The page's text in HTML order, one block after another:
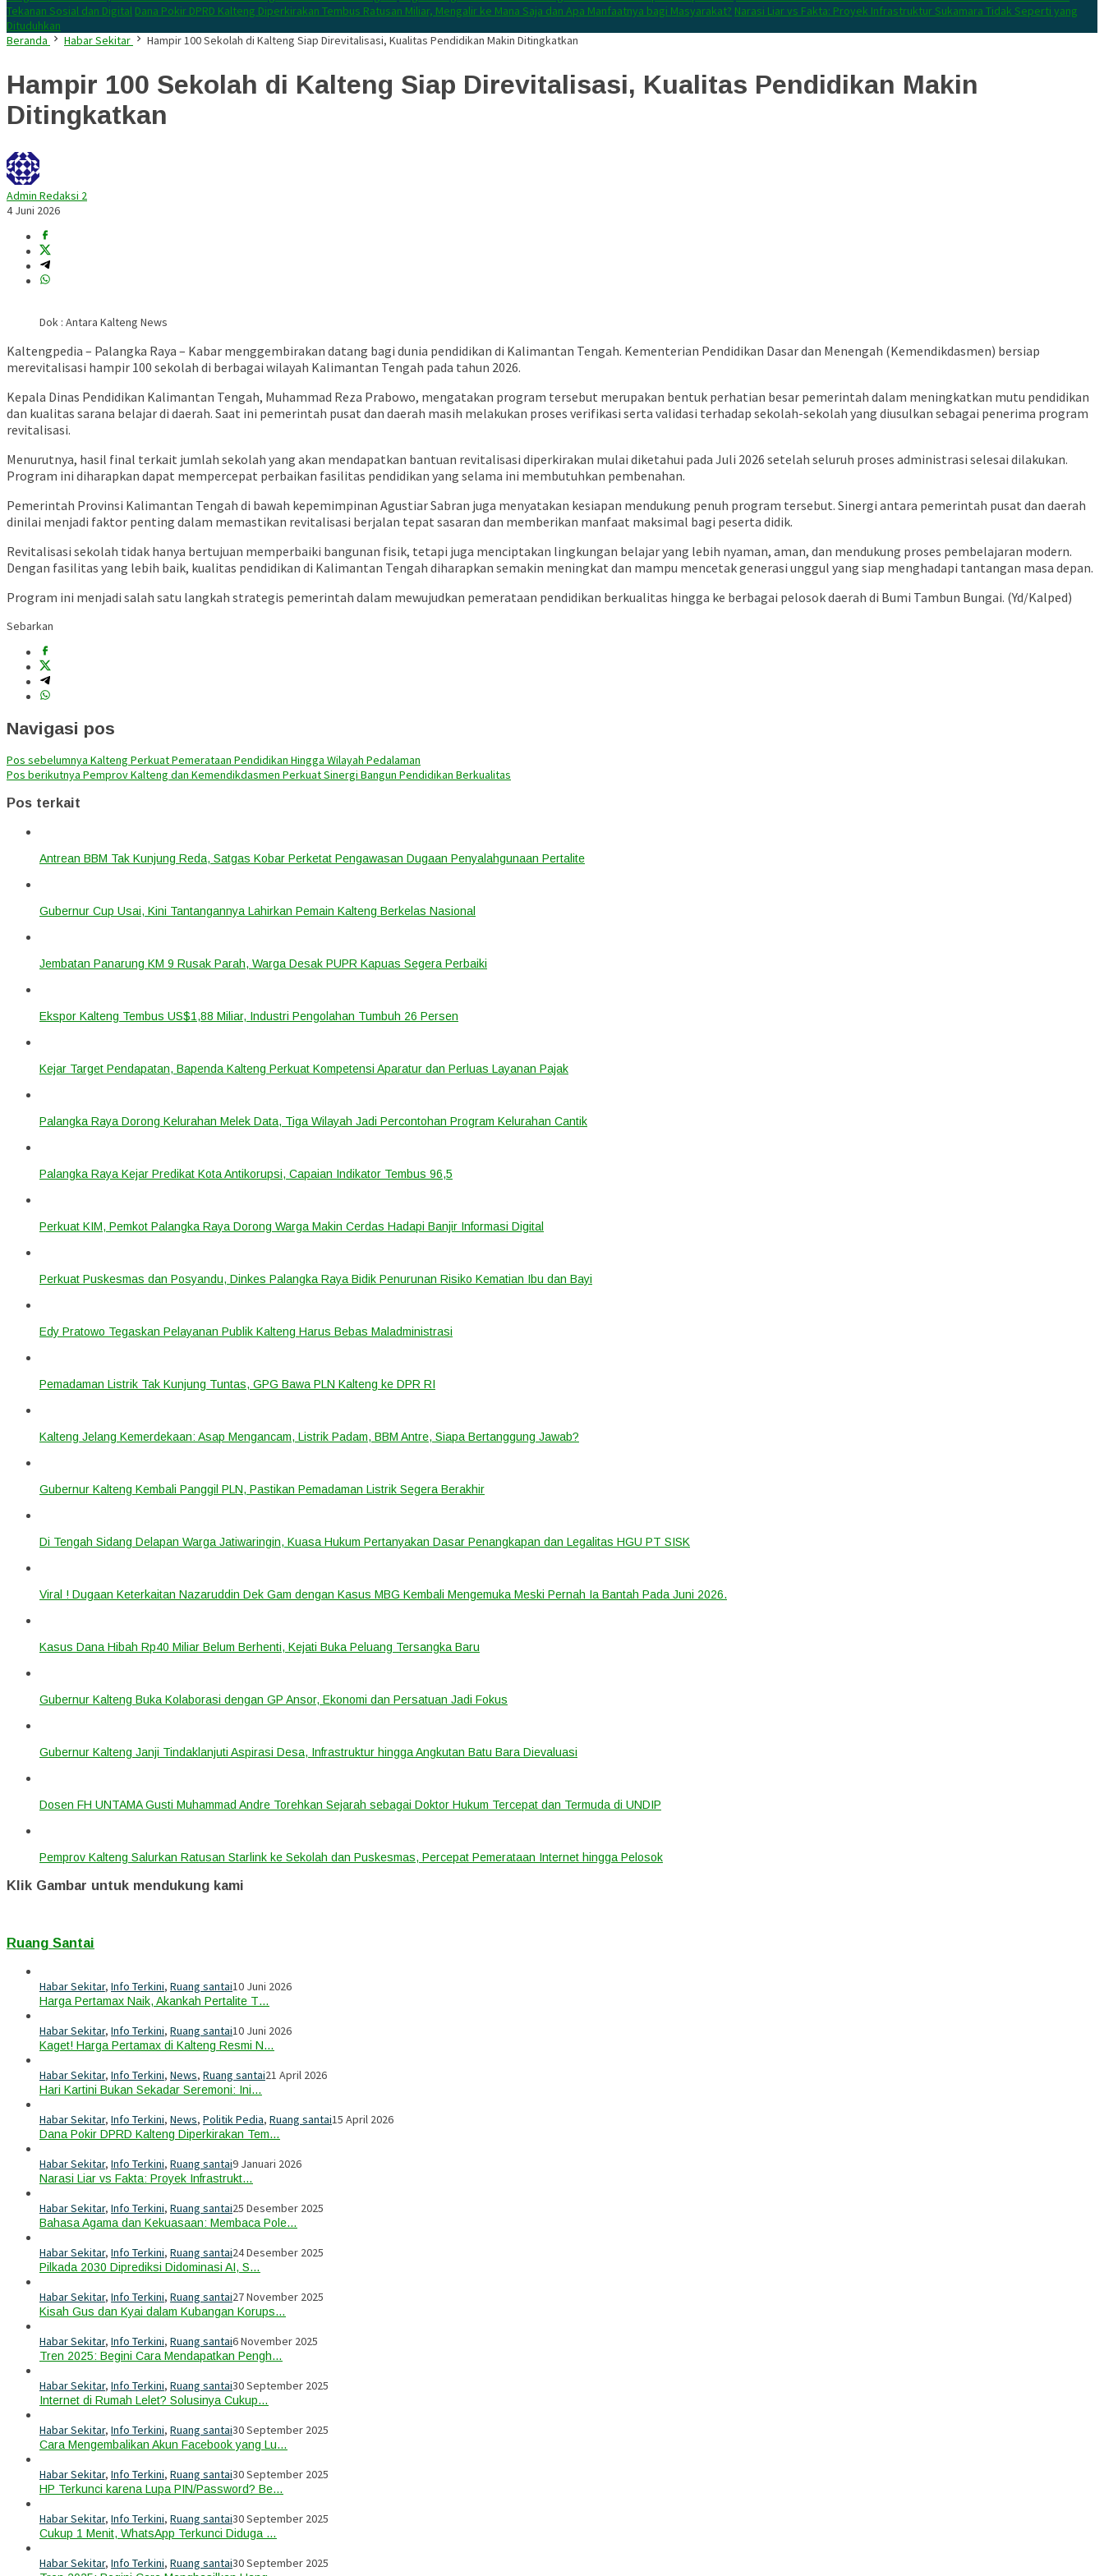
Tekanan Sosial dan Digital Dana Pokir DPRD Kalteng Diperkirakan Tembus Ratusan Miliar, Mengalir ke Mana Saja dan Apa Manfaatnya bagi Masyarakat? Narasi Liar vs Fakta: Proyek Infrastruktur Sukamara Tidak Seperti yang
Dituduhkan
Beranda
Habar Sekitar Hampir 100 Sekolah di Kalteng Siap Direvitalisasi, Kualitas Pendidikan Makin Ditingkatkan
Hampir 100 Sekolah di Kalteng Siap Direvitalisasi, Kualitas Pendidikan Makin
Ditingkatkan
Admin Redaksi 2
4 Juni 2026
Dok : Antara Kalteng News
Kaltengpedia – Palangka Raya – Kabar menggembirakan datang bagi dunia pendidikan di Kalimantan Tengah. Kementerian Pendidikan Dasar dan Menengah (Kemendikdasmen) bersiap
merevitalisasi hampir 100 sekolah di berbagai wilayah Kalimantan Tengah pada tahun 2026.
Kepala Dinas Pendidikan Kalimantan Tengah, Muhammad Reza Prabowo, mengatakan program tersebut merupakan bentuk perhatian besar pemerintah dalam meningkatkan mutu pendidikan
dan kualitas sarana belajar di daerah. Saat ini pemerintah pusat dan daerah masih melakukan proses verifikasi serta validasi terhadap sekolah-sekolah yang diusulkan sebagai penerima program
revitalisasi.
Menurutnya, hasil final terkait jumlah sekolah yang akan mendapatkan bantuan revitalisasi diperkirakan mulai diketahui pada Juli 2026 setelah seluruh proses administrasi selesai dilakukan.
Program ini diharapkan dapat mempercepat perbaikan fasilitas pendidikan yang selama ini membutuhkan pembenahan.
Pemerintah Provinsi Kalimantan Tengah di bawah kepemimpinan Agustiar Sabran juga menyatakan kesiapan mendukung penuh program tersebut. Sinergi antara pemerintah pusat dan daerah
dinilai menjadi faktor penting dalam memastikan revitalisasi berjalan tepat sasaran dan memberikan manfaat maksimal bagi peserta didik.
Revitalisasi sekolah tidak hanya bertujuan memperbaiki bangunan fisik, tetapi juga menciptakan lingkungan belajar yang lebih nyaman, aman, dan mendukung proses pembelajaran modern.
Dengan fasilitas yang lebih baik, kualitas pendidikan di Kalimantan Tengah diharapkan semakin meningkat dan mampu mencetak generasi unggul yang siap menghadapi tantangan masa depan.
Program ini menjadi salah satu langkah strategis pemerintah dalam mewujudkan pemerataan pendidikan berkualitas hingga ke berbagai pelosok daerah di Bumi Tambun Bungai. (Yd/Kalped)
Sebarkan
Navigasi pos
Pos sebelumnya Kalteng Perkuat Pemerataan Pendidikan Hingga Wilayah Pedalaman
Pos berikutnya Pemprov Kalteng dan Kemendikdasmen Perkuat Sinergi Bangun Pendidikan Berkualitas
Pos terkait
Antrean BBM Tak Kunjung Reda, Satgas Kobar Perketat Pengawasan Dugaan Penyalahgunaan Pertalite
Gubernur Cup Usai, Kini Tantangannya Lahirkan Pemain Kalteng Berkelas Nasional
Jembatan Panarung KM 9 Rusak Parah, Warga Desak PUPR Kapuas Segera Perbaiki
Ekspor Kalteng Tembus US$1,88 Miliar, Industri Pengolahan Tumbuh 26 Persen
Kejar Target Pendapatan, Bapenda Kalteng Perkuat Kompetensi Aparatur dan Perluas Layanan Pajak
Palangka Raya Dorong Kelurahan Melek Data, Tiga Wilayah Jadi Percontohan Program Kelurahan Cantik
Palangka Raya Kejar Predikat Kota Antikorupsi, Capaian Indikator Tembus 96,5
Perkuat KIM, Pemkot Palangka Raya Dorong Warga Makin Cerdas Hadapi Banjir Informasi Digital
Perkuat Puskesmas dan Posyandu, Dinkes Palangka Raya Bidik Penurunan Risiko Kematian Ibu dan Bayi
Edy Pratowo Tegaskan Pelayanan Publik Kalteng Harus Bebas Maladministrasi
Pemadaman Listrik Tak Kunjung Tuntas, GPG Bawa PLN Kalteng ke DPR RI
Kalteng Jelang Kemerdekaan: Asap Mengancam, Listrik Padam, BBM Antre, Siapa Bertanggung Jawab?
Gubernur Kalteng Kembali Panggil PLN, Pastikan Pemadaman Listrik Segera Berakhir
Di Tengah Sidang Delapan Warga Jatiwaringin, Kuasa Hukum Pertanyakan Dasar Penangkapan dan Legalitas HGU PT SISK
Viral ! Dugaan Keterkaitan Nazaruddin Dek Gam dengan Kasus MBG Kembali Mengemuka Meski Pernah Ia Bantah Pada Juni 2026.
Kasus Dana Hibah Rp40 Miliar Belum Berhenti, Kejati Buka Peluang Tersangka Baru
Gubernur Kalteng Buka Kolaborasi dengan GP Ansor, Ekonomi dan Persatuan Jadi Fokus
Gubernur Kalteng Janji Tindaklanjuti Aspirasi Desa, Infrastruktur hingga Angkutan Batu Bara Dievaluasi
Dosen FH UNTAMA Gusti Muhammad Andre Torehkan Sejarah sebagai Doktor Hukum Tercepat dan Termuda di UNDIP
Pemprov Kalteng Salurkan Ratusan Starlink ke Sekolah dan Puskesmas, Percepat Pemerataan Internet hingga Pelosok
Klik Gambar untuk mendukung kami
Ruang Santai
Habar Sekitar, Info Terkini, Ruang santai10 Juni 2026
Harga Pertamax Naik, Akankah Pertalite T…
Habar Sekitar, Info Terkini, Ruang santai10 Juni 2026
Kaget! Harga Pertamax di Kalteng Resmi N…
Habar Sekitar, Info Terkini, News, Ruang santai21 April 2026
Hari Kartini Bukan Sekadar Seremoni: Ini…
Habar Sekitar, Info Terkini, News, Politik Pedia, Ruang santai15 April 2026
Dana Pokir DPRD Kalteng Diperkirakan Tem…
Habar Sekitar, Info Terkini, Ruang santai9 Januari 2026
Narasi Liar vs Fakta: Proyek Infrastrukt…
Habar Sekitar, Info Terkini, Ruang santai25 Desember 2025
Bahasa Agama dan Kekuasaan: Membaca Pole…
Habar Sekitar, Info Terkini, Ruang santai24 Desember 2025
Pilkada 2030 Diprediksi Didominasi AI, S…
Habar Sekitar, Info Terkini, Ruang santai27 November 2025
Kisah Gus dan Kyai dalam Kubangan Korups…
Habar Sekitar, Info Terkini, Ruang santai6 November 2025
Tren 2025: Begini Cara Mendapatkan Pengh…
Habar Sekitar, Info Terkini, Ruang santai30 September 2025
Internet di Rumah Lelet? Solusinya Cukup…
Habar Sekitar, Info Terkini, Ruang santai30 September 2025
Cara Mengembalikan Akun Facebook yang Lu…
Habar Sekitar, Info Terkini, Ruang santai30 September 2025
HP Terkunci karena Lupa PIN/Password? Be…
Habar Sekitar, Info Terkini, Ruang santai30 September 2025
Cukup 1 Menit, WhatsApp Terkunci Diduga …
Habar Sekitar, Info Terkini, Ruang santai30 September 2025